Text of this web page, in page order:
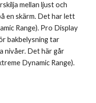
mellan ljust och
en skärm. Det har lett
Range). Pro Display
bakbe­lysning tar
nivåer. Det här går
Dynamic Range).